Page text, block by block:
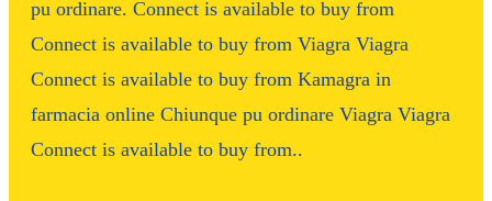
pu ordinare. Connect is available to buy from
Connect is available to buy from Viagra Viagra
Connect is available to buy from Kamagra in
farmacia online Chiunque pu ordinare Viagra Viagra
Connect is available to buy from..